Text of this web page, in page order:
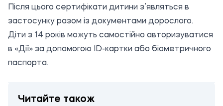
Після цього сертифікати дитини з’являться в
застосунку разом із документами дорослого.
Діти з 14 років можуть самостійно авторизуватися
в «Дії» за допомогою ID-картки або біометричного
паспорта.
Читайте також